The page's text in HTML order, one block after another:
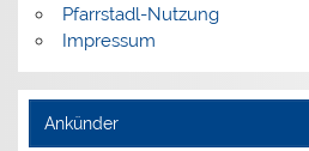
Pfarrstadl-Nutzung
Impressum
Ankünder